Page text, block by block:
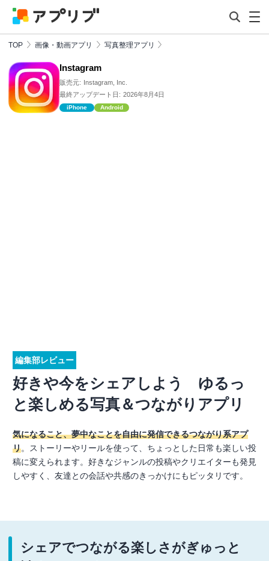
TOP 画像・動画アプリ 写真整理アプリ
Instagram
販売元: Instagram, Inc.
最終アップデート日: 2026年8月4日
iPhone Android
編集部レビュー
好きや今をシェアしよう ゆるっ
と楽しめる写真＆つながりアプリ
気になること、夢中なことを自由に発信できるつながり系アプ
リ。ストーリーやリールを使って、ちょっとした日常も楽しい投
稿に変えられます。好きなジャンルの投稿やクリエイターも発見
しやすく、友達との会話や共感のきっかけにもピッタリです。
シェアでつながる楽しさがぎゅっと